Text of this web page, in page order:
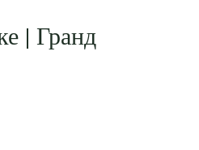
| Гранд